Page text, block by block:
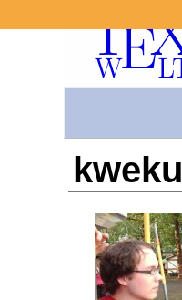
kweku